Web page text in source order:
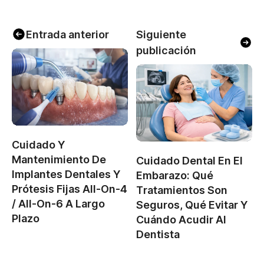
Entrada anterior
Cuidado Y
Mantenimiento De
Implantes Dentales Y
Prótesis Fijas All-On-4
/ All-On-6 A Largo
Plazo
Siguiente
publicación
Cuidado Dental En El
Embarazo: Qué
Tratamientos Son
Seguros, Qué Evitar Y
Cuándo Acudir Al
Dentista